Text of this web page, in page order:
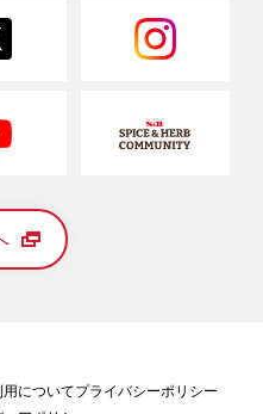
についてプライバシーポリシー